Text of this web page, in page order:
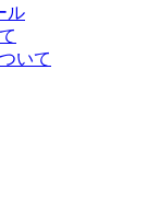
ル
いて